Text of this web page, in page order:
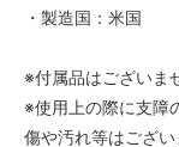
・製造国：米国
※付属品はございま
※使用上の際に支障
傷や汚れ等はござ